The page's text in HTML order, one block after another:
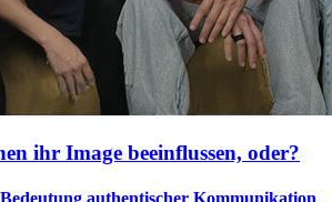
ihr Image beeinflussen, oder?